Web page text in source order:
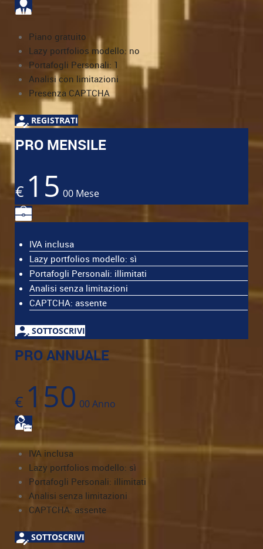
Piano gratuito
Lazy portfolios modello: no
Portafogli Personali: 1
Analisi con limitazioni
Presenza CAPTCHA
REGISTRATI
PRO MENSILE
€ 15 00 Mese
IVA inclusa
Lazy portfolios modello: sì
Portafogli Personali: illimitati
Analisi senza limitazioni
CAPTCHA: assente
SOTTOSCRIVI
PRO ANNUALE
€ 150 00Anno
IVA inclusa
Lazy portfolios modello: sì
Portafogli Personali: illimitati
Analisi senza limitazioni
CAPTCHA: assente
SOTTOSCRIVI